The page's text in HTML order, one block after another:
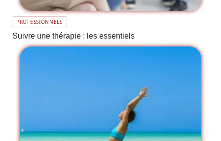
PROFESSIONNELS
Suivre une thérapie : les essentiels